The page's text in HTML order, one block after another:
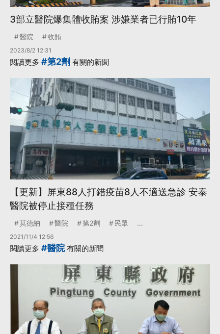
3部立醫院爆集體收賄案 涉嫌業者已行賄10年
醫院 收賄
2023/8/2 12:31
閱讀更多 #第2劑 有關的新聞
【更新】屏東88人打錯疫苗8人不適送急診 安泰
醫院被停止接種任務
莫德納 醫院 第2劑 民眾 ...
2021/11/4 12:56
閱讀更多 #醫院有關的新聞